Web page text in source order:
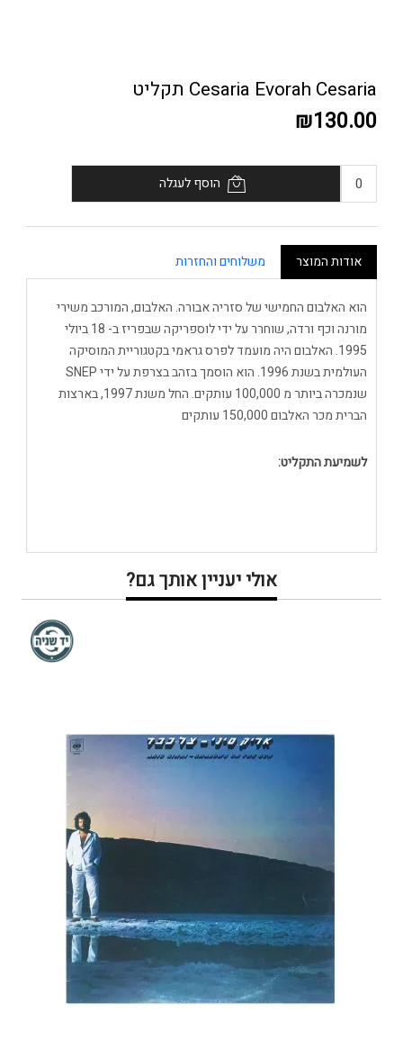
Cesaria Evorah Cesaria תקליט
₪130.00
הוסף לעגלה
אודות המוצר משלוחים והחזרות
הוא האלבום החמישי של סזריה אבורה. האלבום, המורכב משירי
מורנה וכף ורדה, שוחרר על ידי לוספריקה שבפריז ב- 18 ביולי
1995. האלבום היה מועמד לפרס גראמי בקטגוריית המוסיקה
העולמית בשנת 1996. הוא הוסמך בזהב בצרפת על ידי SNEP
שנמכרה ביותר מ 100,000 עותקים. החל משנת 1997, בארצות
הברית מכר האלבום 150,000 עותקים
לשמיעת התקליט:
אולי יעניין אותך גם?